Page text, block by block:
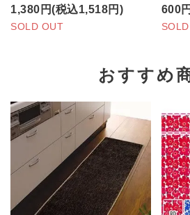
1,380円(税込1,518円)
SOLD OUT
600
おすすめ